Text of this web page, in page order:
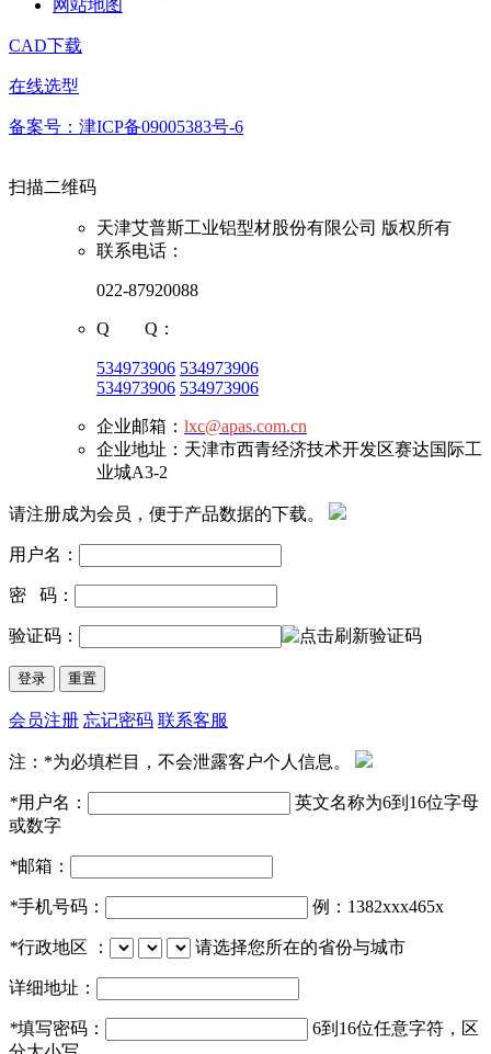
网站地图
CAD下载
在线选型
备案号：津ICP备09005383号-6
扫描二维码
天津艾普斯工业铝型材股份有限公司 版权所有
联系电话：
022-87920088
Q Q：
534973906 534973906
534973906 534973906
企业邮箱： lxc@apas.com.cn
企业地址：天津市西青经济技术开发区赛达国际工
业城A3-2
请注册成为会员，便于产品数据的下载。
用户名：
密 码：
验证码：
会员注册 忘记密码 联系客服
注：*为必填栏目，不会泄露客户个人信息。
*用户名：
英文名称为6到16位字母
或数字
*邮箱：
*手机号码： 例：1382xxx465x
*行政地区 ： 请选择您所在的省份与城市
详细地址：
*填写密码：
6到16位任意字符，区